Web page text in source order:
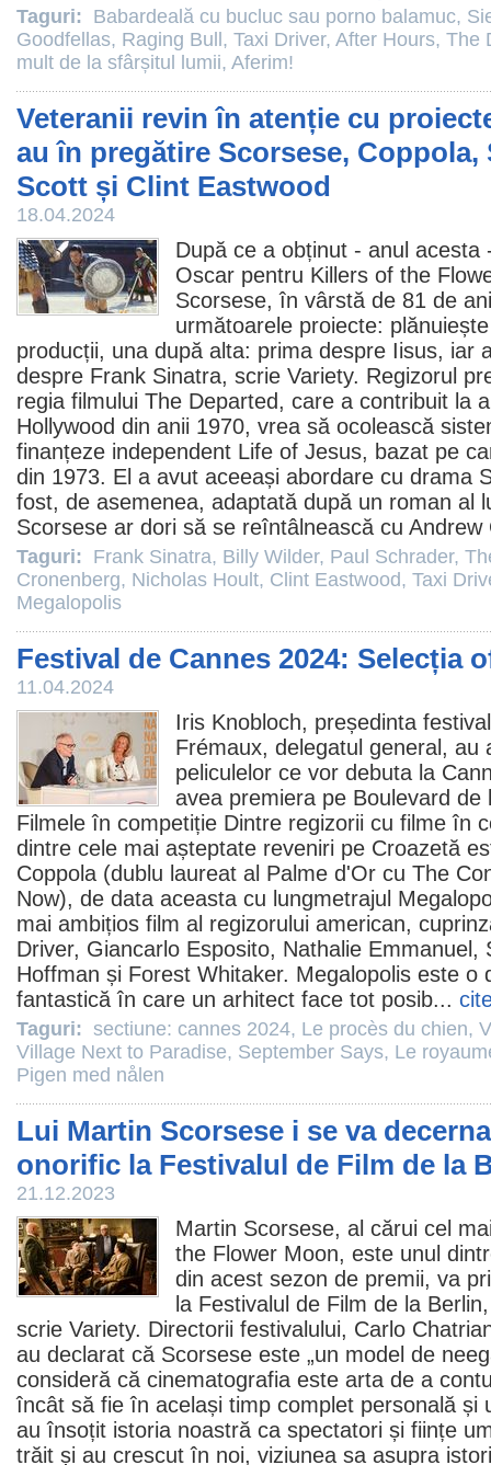
Taguri: Babardeală cu bucluc sau porno balamuc,
Goodfellas, Raging Bull , Taxi Driver, After Hours, The
mult de la sfârșitul lumii, Aferim!
Veteranii revin în atenție cu
au în pregătire Scorsese, Coppola,
Scott și Clint Eastwood
18.04.2024
După ce a obținut - anul acesta
Oscar pentru Killers of the
Scorsese, în vârstă de 81 de
următoarele proiecte:
producții, una după alta: prima despre Iisus, iar
despre Frank Sinatra, scrie Variety. Regizorul
regia filmului The Departed, care a contribuit la
Hollywood din anii 1970, vrea să ocolească
finanțeze independent Life of Jesus, bazat pe
din 1973. El a avut aceeași abordare cu drama
fost, de asemenea, adaptată după un roman al
Scorsese ar dori să se reîntâlnească cu Andrew
Taguri: Frank Sinatra, Billy Wilder, Paul Schrader,
Cronenberg, Nicholas Hoult, Clint Eastwood, Taxi
Megalopolis
Festival de Cannes 2024: Selecția
11.04.2024
Iris Knobloch, președinta
Frémaux, delegatul general, au
peliculelor ce vor debuta la
avea premiera pe Boulevard
Filmele în competiție Dintre regizorii cu filme în
dintre cele mai așteptate reveniri pe Croazetă
Coppola (dublu laureat al Palme d'Or cu The
Now), de data aceasta cu lungmetrajul
mai ambițios film al regizorului american,
Driver, Giancarlo Esposito, Nathalie Emmanuel ,
Hoffman și Forest Whitaker. Megalopolis este o
fantastică în care un arhitect face tot posib...
Taguri: sectiune: cannes 2024, Le procès du chien,
Village Next to Paradise, September Says, Le
Pigen med nålen
Lui Martin Scorsese i se va
onorific la Festivalul de Film de la
21.12.2023
Martin Scorsese, al cărui cel
the Flower Moon, este unul
din acest sezon de premii, va
la Festivalul de Film de la
scrie Variety. Directorii festivalului, Carlo
au declarat că Scorsese este „un model de
consideră că cinematografia este arta de a
încât să fie în același timp complet personală și
au însoțit istoria noastră ca spectatori și ființe
trăit și au crescut în noi, viziunea sa asupra